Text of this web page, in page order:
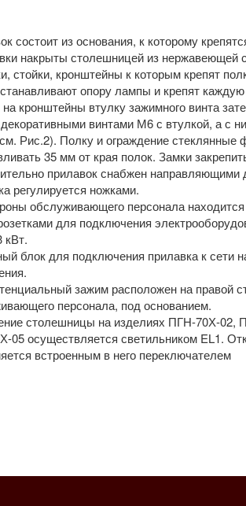
состоит из основания, к которому
накрыты столешницей из
стойки, кронштейны к которым крепят
опору лампы и крепят
кронштейны втулку зажимного винта
винтами М6 с втулкой, а с
Рис.2). Полку и ограждение стеклянные
35 мм от края полок. Замки
прилавок снабжен направляющими
регулируется ножками.
обслуживающего персонала
для подключения
кВт.
блок для подключения прилавка к сети
зажим расположен на правой
персонала, под основанием.
столешницы на изделиях ПГН-70Х-02,
05 осуществляется светильником EL1.
встроенным в него переключателем